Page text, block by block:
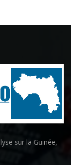
sur la Guinée,